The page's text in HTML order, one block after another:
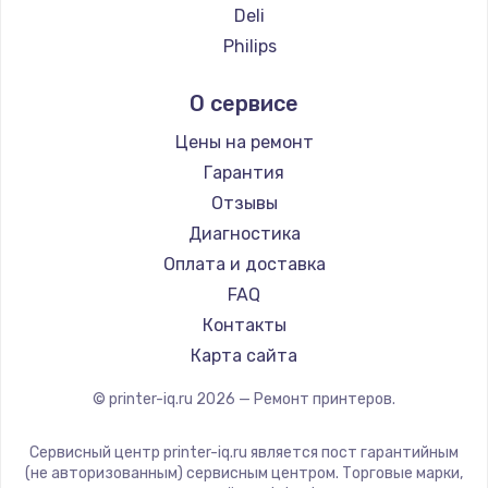
1200 руб.
Заказать
Ремонт платы блока питания
800 руб.
Заказать
Тюнинг динамиков
4900 руб.
Заказать
Ремонт криптомодуля
Ремонт (замена) кнопок, индикаторов, разъемов
Deli
Philips
Lexmark
Sharp
TSC
Fujitsu
Godex
О сервисе
Цены на ремонт
Гарантия
Отзывы
Диагностика
Оплата и доставка
FAQ
Контакты
Карта сайта
© printer-iq.ru 2026 — Ремонт принтеров.
Сервисный центр printer-iq.ru является пост гарантийным
(не авторизованным) сервисным центром. Торговые марки,